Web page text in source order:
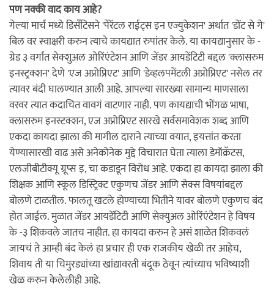
पण नक्की वाद काय आहे?
गेल्या मार्च मध्ये डिसँटिसने 'पेरेंटल राईट्स इन एज्युकेशन' अर्थात 'डोंट से गे'
बिल वर स्वाक्षरी करुन त्याचे कायद्यात रुपांतर केले. या कायद्यानुसार के -
ग्रेड ३ वर्गांत सेक्शुअल ओरिंएंटेशन आणि जेंडर आयडेंटिटी बद्दल 'क्लासरुम
इनस्ट्रक्शन' देणे 'एज अप्रोप्रिएट' आणि 'डेव्हलपमेंटली अप्रोप्रिएट' नसेल तर
त्यावर बंदी घालण्यात आली आहे. आपल्या सारख्या सामान्य माणसाला
वरवर त्यात कदाचित वावगं वाटणार नाही. पण कायद्याची भोंगळ भाषा,
क्लासरुम इनस्टक्शन, एज अप्रोप्रिएट सारखे सर्वसमावेशक शब्द आणि
एकदा कायदा झाला की मागील दाराने त्याच्या वयात, इयत्तांत करता
येण्यासारखी वाढ असे अनेकोनेक मुद्दे विचारात घेता त्याला डेमॉक्रॅटस,
एलजीबीटीक्यू ग्रूप्स इ, चा कडाडून विरोध आहे. एकदा हा कायदा झाला की
शिक्षक आणि स्कूल डिस्ट्रिक्ट एकुणच जेंडर आणि सेक्स विषयांबद्दल
बोलणे टाळतील. फालतू खटले होण्याच्या भितीने यावर बोलणे एकुणच बंद
होत जाईल. मुळात जेंडर आयडेंटिटी आणि सेक्युअल ओरिंएंटेशन हे विषय
के -३ शिकवले जातच नाहीत. हा कायदा करुन हे असं शाळेत शिकवलं
जायचं ते आम्ही बंद केलं हा प्रचार ही एक राजकीय खेळी तर आहेच,
शिवाय ती या चिमुरड्यांच्या खांद्यावरती बंदूक ठेवून त्यांच्याच भविष्याशी
खेळ करुन केलेलीही आहे.